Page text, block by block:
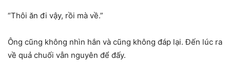
“Thôi ăn đi vậy, rồi mà về.”
Ông cũng không nhìn hắn và cũng không đáp lại. Ðến lúc ra
về quả chuối vẫn nguyên để đấy.